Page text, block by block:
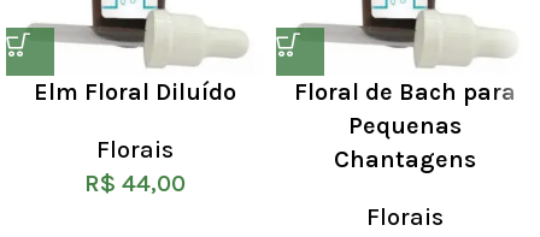
Elm Floral Diluído
Florais
R$ 44,00
Floral de Bach para
Pequenas
Chantagens
Florais